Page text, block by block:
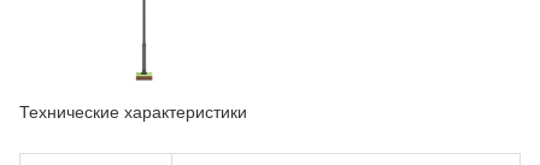
Технические характеристики